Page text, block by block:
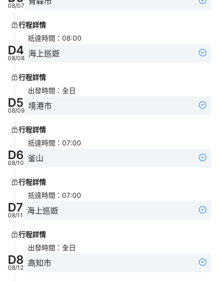
08/07
行程詳情
抵達時間 ： 08:00
D4
08/08 海上巡遊
行程詳情
出發時間 ： 全日
D5
08/09 境港市
行程詳情
抵達時間 ： 07:00
D6
08/10 釜山
行程詳情
抵達時間 ： 07:00
D7
08/11 海上巡遊
行程詳情
出發時間 ： 全日
D8
08/12 高知市